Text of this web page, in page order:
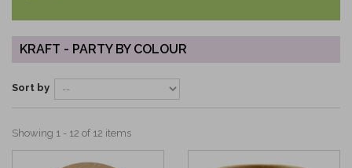
KRAFT - PARTY BY COLOUR
Sort by
Showing 1 - 12 of 12 items